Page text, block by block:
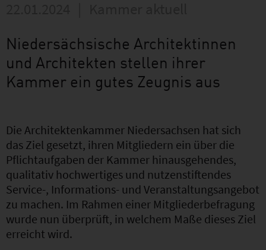
Niedersächsische Architektinnen
und Architekten stellen ihrer
Kammer ein gutes Zeugnis aus
Die Architektenkammer Niedersachsen hat sich
das Ziel gesetzt, ihren Mitgliedern ein über die
Pflichtaufgaben der Kammer hinausgehendes,
qualitativ hochwertiges und nutzenstiftendes
Service-, Informations- und Veranstaltungsangebot
zu machen. Im Rahmen einer Mitgliederbefragung
wurde nun überprüft, in welchem Maße dieses Ziel
erreicht wird.